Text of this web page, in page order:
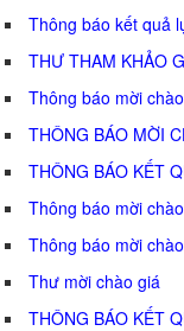
Thông báo kết quả
THƯ THAM KHẢO
Thông báo mời
THÔNG BÁO MỜI
THÔNG BÁO KẾT
Thông báo mời
Thông báo mời
Thư mời chào giá
THÔNG BÁO KẾT